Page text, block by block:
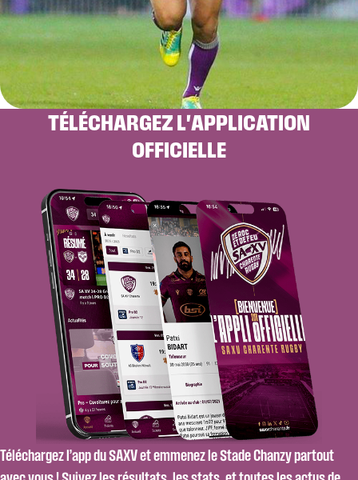
TÉLÉCHARGEZ L'APPLICATION
OFFICIELLE
Téléchargez l’app du SAXV et emmenez le Stade Chanzy partout